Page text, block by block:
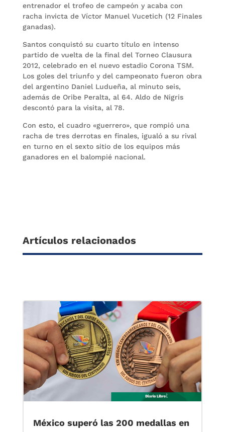
entrenador el trofeo de campeón y acaba con
racha invicta de Víctor Manuel Vucetich (12 Finales
ganadas).
Santos conquistó su cuarto título en intenso
partido de vuelta de la final del Torneo Clausura
2012, celebrado en el nuevo estadio Corona TSM.
Los goles del triunfo y del campeonato fueron obra
del argentino Daniel Ludueña, al minuto seis,
además de Oribe Peralta, al 64. Aldo de Nigris
descontó para la visita, al 78.
Con esto, el cuadro «guerrero», que rompió una
racha de tres derrotas en finales, igualó a su rival
en turno en el sexto sitio de los equipos más
ganadores en el balompié nacional.
Artículos relacionados
México superó las 200 medallas en